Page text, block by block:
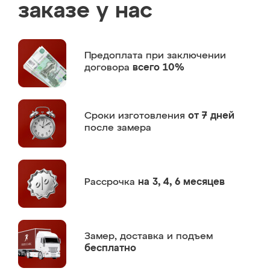
заказе у нас
Предоплата при заключении
договора всего 10%
Сроки изготовления от 7 дней
после замера
Рассрочка на 3, 4, 6 месяцев
Замер, доставка и подъем
бесплатно